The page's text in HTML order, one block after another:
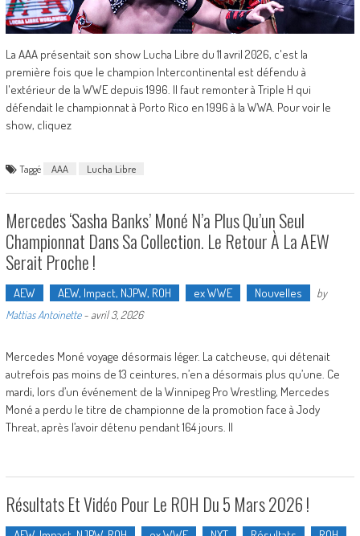
La AAA présentait son show Lucha Libre du 11 avril 2026, c'est la
première fois que le champion Intercontinental est défendu à
l'extérieur de la WWE depuis 1996. Il faut remonter à Triple H qui
défendait le championnat à Porto Rico en 1996 à la WWA. Pour voir le
show, cliquez
Taggé AAA Lucha Libre
Mercedes ‘Sasha Banks’ Moné N’a Plus Qu’un Seul
Championnat Dans Sa Collection. Le Retour À La AEW
Serait Proche !
AEW AEW, Impact, NJPW, ROH ex WWE Nouvelles
by
Mattias Antoinette- avril 3, 2026
Mercedes Moné voyage désormais léger. La catcheuse, qui détenait
autrefois pas moins de 13 ceintures, n’en a désormais plus qu’une. Ce
mardi, lors d’un événement de la Winnipeg Pro Wrestling, Mercedes
Moné a perdu le titre de championne de la promotion face à Jody
Threat, après l’avoir détenu pendant 164 jours. Il
Résultats Et Vidéo Pour Le ROH Du 5 Mars 2026 !